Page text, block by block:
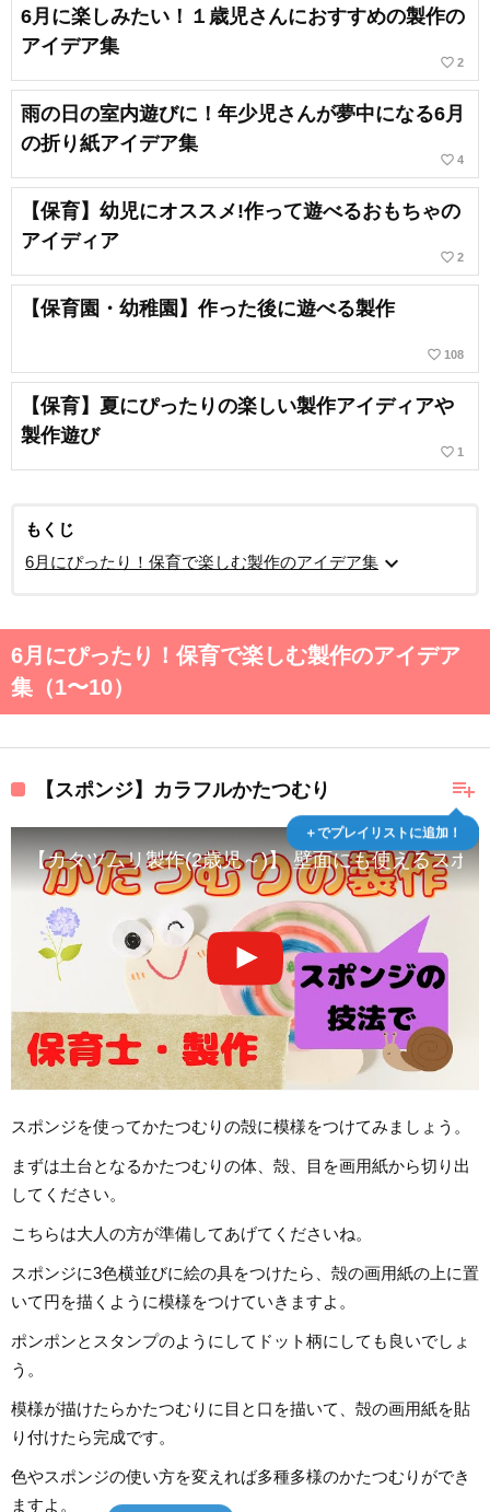
6月に楽しみたい！１歳児さんにおすすめの製作の
アイデア集
favorite_border 2
雨の日の室内遊びに！年少児さんが夢中になる6月
の折り紙アイデア集
favorite_border 4
【保育】幼児にオススメ!作って遊べるおもちゃの
アイディア
favorite_border 2
【保育園・幼稚園】作った後に遊べる製作
favorite_border 108
【保育】夏にぴったりの楽しい製作アイディアや
製作遊び
favorite_border 1
もくじ
6月にぴったり！保育で楽しむ製作のアイデア集 expand_more
6月にぴったり！保育で楽しむ製作のアイデア
集（1〜10）
playlist_add
＋でプレイリストに追加！
【スポンジ】カラフルかたつむり
【カタツムリ製作(2歳児～)】 壁面にも使えるスポ
スポンジを使ってかたつむりの殻に模様をつけてみましょう。
まずは土台となるかたつむりの体、殻、目を画用紙から切り出
してください。
こちらは大人の方が準備してあげてくださいね。
スポンジに3色横並びに絵の具をつけたら、殻の画用紙の上に置
いて円を描くように模様をつけていきますよ。
ポンポンとスタンプのようにしてドット柄にしても良いでしょ
う。
模様が描けたらかたつむりに目と口を描いて、殻の画用紙を貼
り付けたら完成です。
色やスポンジの使い方を変えれば多種多様のかたつむりができ
ますよ。